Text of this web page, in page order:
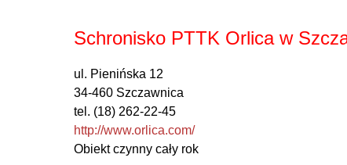
Schronisko PTTK Orlica w
ul. Pienińska 12
34-460 Szczawnica
tel. (18) 262-22-45
http://www.orlica.com/
Obiekt czynny cały rok